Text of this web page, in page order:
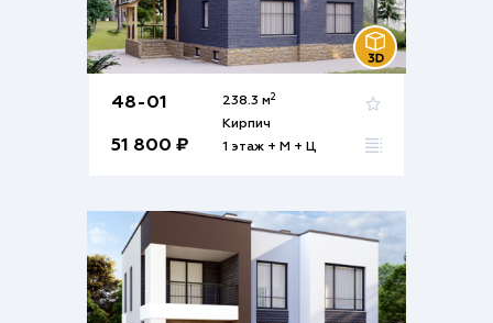
48-01
51 800 ₽
238.3 м2
Кирпич
1 этаж + М + Ц